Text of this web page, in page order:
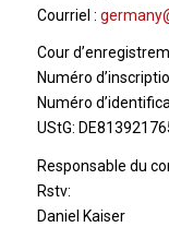
Courriel :
Cour
Numéro
Numéro
UStG:
Responsable du
Rstv:
Daniel Kaiser